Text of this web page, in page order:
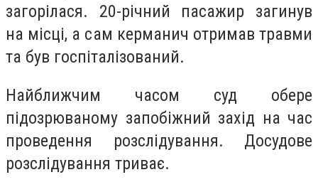
загорілася. 20-річний пасажир загинув
на місці, а сам керманич отримав травми
та був госпіталізований.
Найближчим часом суд обере
підозрюваному запобіжний захід на час
проведення розслідування. Досудове
розслідування триває.